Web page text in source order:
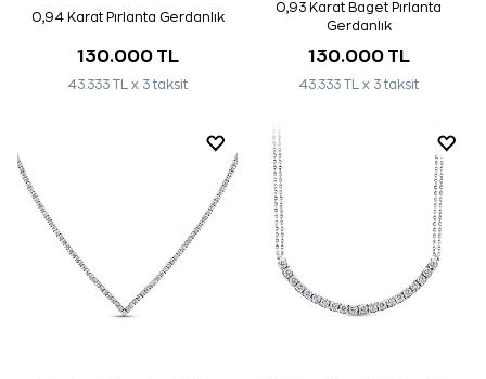
0,94 Karat Pırlanta Gerdanlık
130.000 TL
43.333 TL x 3 taksit
0,93 Karat Baget Pırlanta
Gerdanlık
130.000 TL
43.333 TL x 3 taksit